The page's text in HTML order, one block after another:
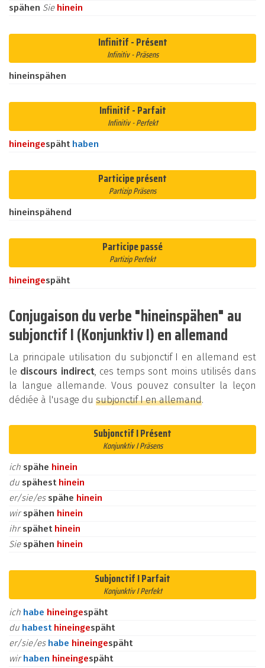
spähen Sie hinein
Infinitif - Présent
Infinitiv - Präsens
hineinspähen
Infinitif - Parfait
Infinitiv - Perfekt
hineingespäht haben
Participe présent
Partizip Präsens
hineinspähend
Participe passé
Partizip Perfekt
hineingespäht
Conjugaison du verbe "hineinspähen" au
subjonctif I (Konjunktiv I) en allemand
La principale utilisation du subjonctif I en allemand est
le discours indirect, ces temps sont moins utilisés dans
la langue allemande. Vous pouvez consulter la leçon
dédiée à l'usage du subjonctif I en allemand.
Subjonctif I Présent
Konjunktiv I Präsens
ich spähe hinein
du spähest hinein
er/sie/es spähe hinein
wirspähen hinein
ihrspähet hinein
Sie spähen hinein
Subjonctif I Parfait
Konjunktiv I Perfekt
ich habe hineingespäht
du habest hineingespäht
er/sie/es habe hineingespäht
wirhaben hineingespäht